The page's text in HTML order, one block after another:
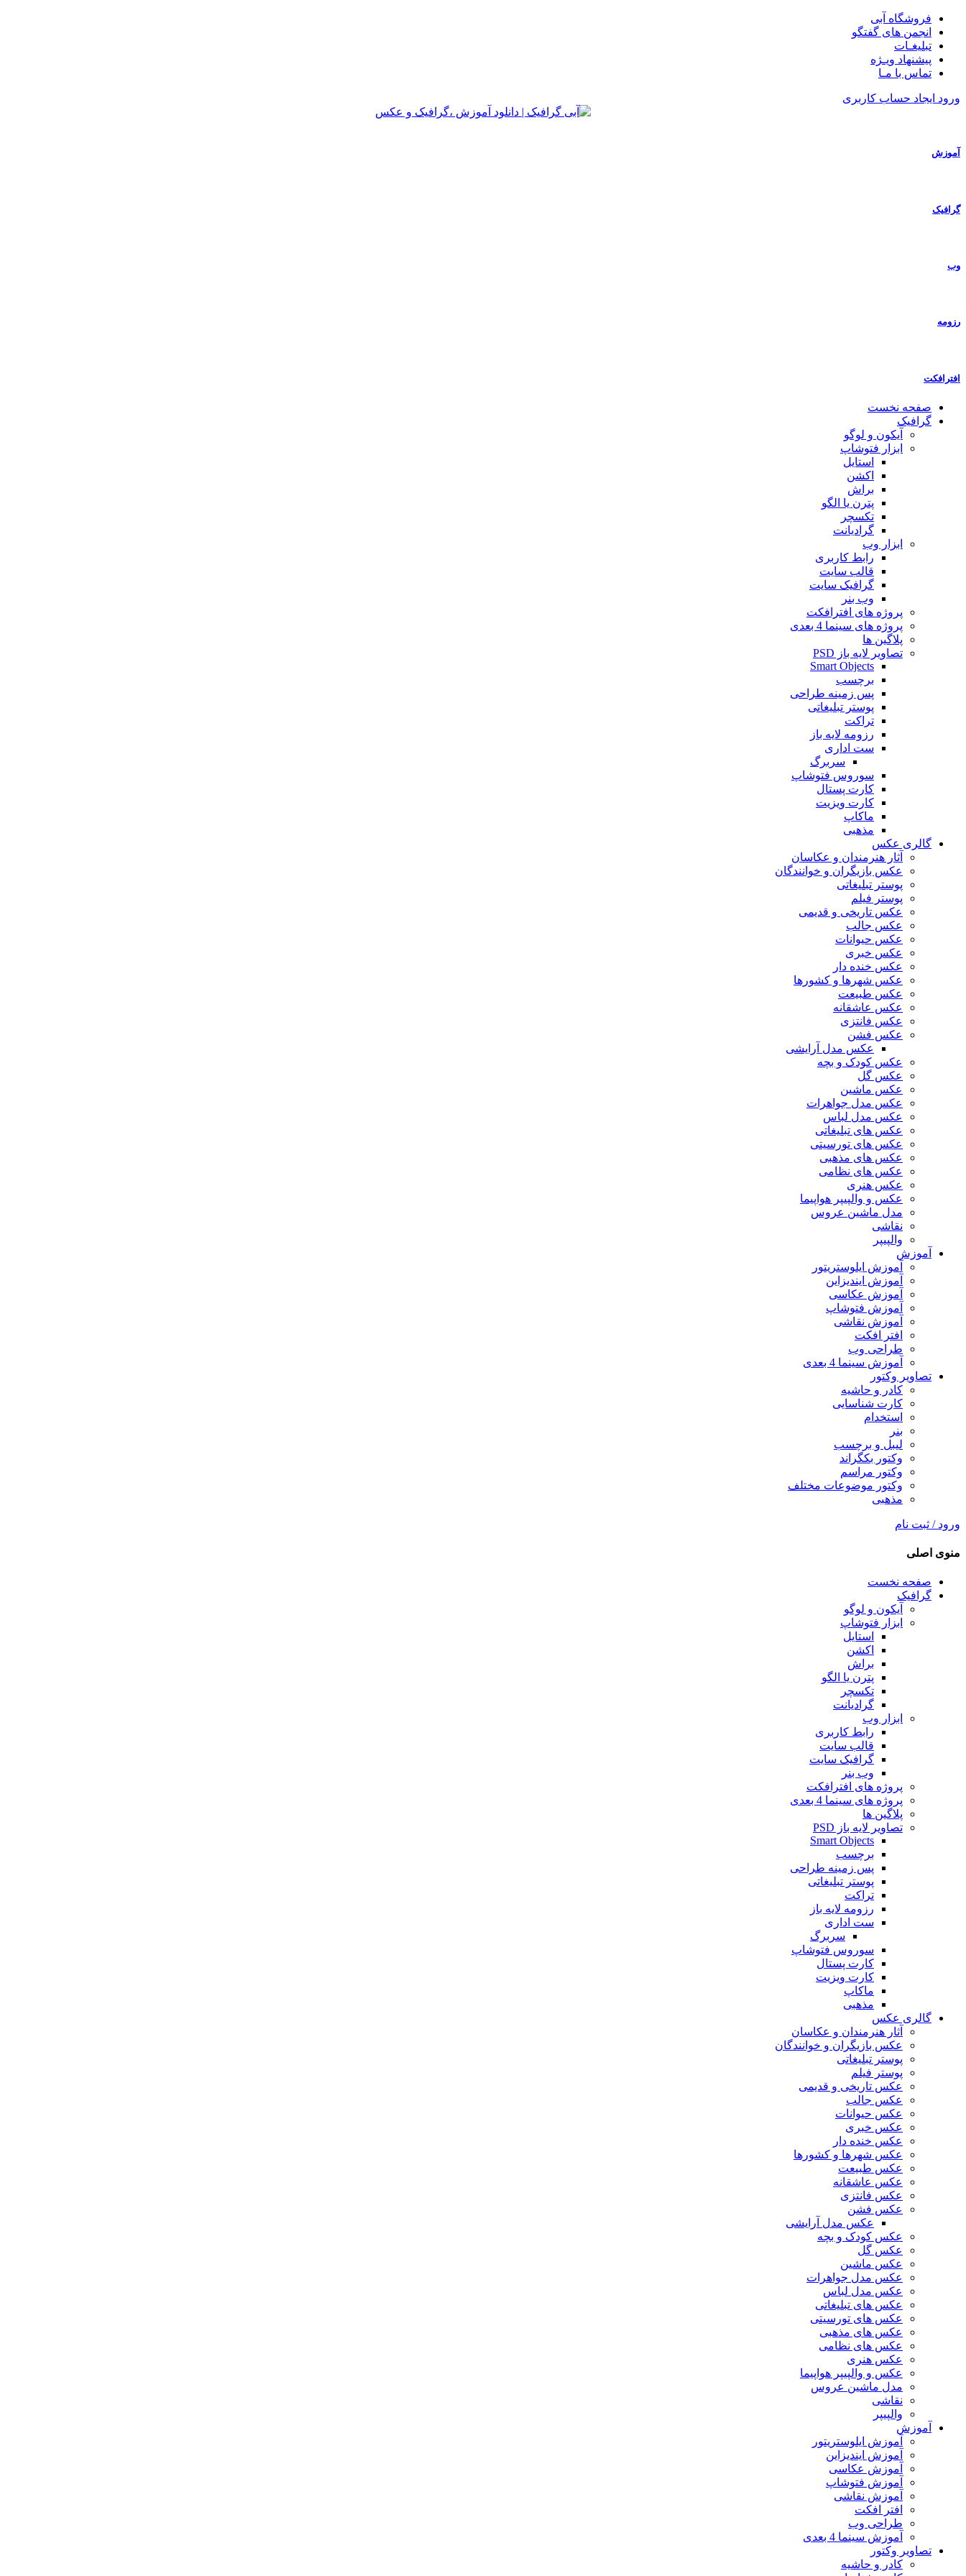
فروشگاه آبی
انجمن های گفتگو
تبلیغـات
پیشنهاد ویـژه
تماس با مـا
ورود ایجاد حساب کاربری
آموزش
گرافیک
وب
رزومه
افترافکت
صفحه نخست
گرافیک
آیکون و لوگو
ابزار فتوشاپ
استایل
اکشن
براش
پترن یا الگو
تکسچر
گرادیانت
ابزار وب
رابط کاربری
قالب سایت
گرافیک سایت
وب بنر
پروژه های افترافکت
پروژه های سینما 4 بعدی
پلاگین ها
تصاویر لایه باز PSD
Smart Objects
برچسب
پس زمینه طراحی
پوستر تبلیغاتی
تراکت
رزومه لایه باز
ست اداری
سربرگ
سوروس فتوشاپ
کارت پستال
کارت ویزیت
ماکاپ
مذهبی
گالری عکس
آثار هنرمندان و عکاسان
عکس بازیگران و خوانندگان
پوستر تبلیغاتی
پوستر فیلم
عکس تاریخی و قدیمی
عکس جالب
عکس حیوانات
عکس خبری
عکس خنده دار
عکس شهرها و کشورها
عکس طبیعت
عکس عاشقانه
عکس فانتزی
عکس فشن
عکس مدل آرایشی
عکس کودک و بچه
عکس گل
عکس ماشین
عکس مدل جواهرات
عکس مدل لباس
عکس های تبلیغاتی
عکس های تورسیتی
عکس های مذهبی
عکس های نظامی
عکس هنری
عکس و والپیپر هواپیما
مدل ماشین عروس
نقاشی
والپیپر
آموزش
آموزش ایلوستریتور
آموزش ایندیزاین
آموزش عکاسی
آموزش فتوشاپ
آموزش نقاشی
افتر افکت
طراحی وب
آموزش سینما 4 بعدی
تصاویر وکتور
کادر و حاشیه
کارت شناسایی
استخدام
بنر
لیبل و برچسب
وکتور بکگراند
وکتور مراسم
وکتور موضوعات مختلف
مذهبی
ورود / ثبت نام
منوی اصلی
صفحه نخست
گرافیک
آیکون و لوگو
ابزار فتوشاپ
استایل
اکشن
براش
پترن یا الگو
تکسچر
گرادیانت
ابزار وب
رابط کاربری
قالب سایت
گرافیک سایت
وب بنر
پروژه های افترافکت
پروژه های سینما 4 بعدی
پلاگین ها
تصاویر لایه باز PSD
Smart Objects
برچسب
پس زمینه طراحی
پوستر تبلیغاتی
تراکت
رزومه لایه باز
ست اداری
سربرگ
سوروس فتوشاپ
کارت پستال
کارت ویزیت
ماکاپ
مذهبی
گالری عکس
آثار هنرمندان و عکاسان
عکس بازیگران و خوانندگان
پوستر تبلیغاتی
پوستر فیلم
عکس تاریخی و قدیمی
عکس جالب
عکس حیوانات
عکس خبری
عکس خنده دار
عکس شهرها و کشورها
عکس طبیعت
عکس عاشقانه
عکس فانتزی
عکس فشن
عکس مدل آرایشی
عکس کودک و بچه
عکس گل
عکس ماشین
عکس مدل جواهرات
عکس مدل لباس
عکس های تبلیغاتی
عکس های تورسیتی
عکس های مذهبی
عکس های نظامی
عکس هنری
عکس و والپیپر هواپیما
مدل ماشین عروس
نقاشی
والپیپر
آموزش
آموزش ایلوستریتور
آموزش ایندیزاین
آموزش عکاسی
آموزش فتوشاپ
آموزش نقاشی
افتر افکت
طراحی وب
آموزش سینما 4 بعدی
تصاویر وکتور
کادر و حاشیه